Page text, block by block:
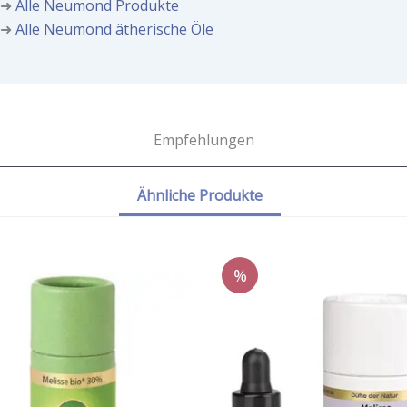
➜ Alle Neumond Produkte
➜ Alle Neumond ätherische Öle
Empfehlungen
Ähnliche Produkte
%